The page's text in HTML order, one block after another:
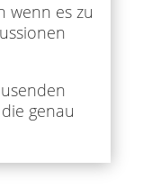
wenn es zu
genau